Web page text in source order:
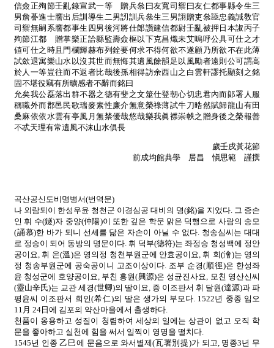
信僉正殉節壬亂錄宣武一等 贈兵叅曰友寬司禦曰友仁都事縣令生三
男詹諅進士譍出后訓導生二男訒訓兵叅生三男詡贈吏叅
忠義誡敎官
司禦無嗣系譍都事生四男後河將仕郞讚建信都尉壬亂被押日本諔丙子
殉節江都 贈掌樂正詥縣監壽僉樞以下克昌熾未艾嗚呼公具可仕之才
値可仕之時且門欄輝赫布列銓要何求不得何欲不遂顧乃所欲不在此薄
試歛退寓樂山水以沒其世而無悔其遺風餘韻足以風勵者遠則公可謂高
於人一等豈往而不返者比哉後孫相得訪余西山之白雲軒謬托顯刻之銘
固不堪役竊有所曠感者不辭而銘曰
允矣我公磊落出群不器之德有斐之文筮仕登朝心切忠君內而郞署人服
稱職外而郡邑民歌瑞麥素性廉介無意榮祿薄試牛刀晧然賦歸龍山有田
桑麻依依水雲有亭風月無禁優哉悠哉樂我眞襟崇帙之贈身後之榮報善
不忒天理有常遺風不沫山水俱長
歲壬戌黃花節
前成均館典學 居昌 愼思範 謹撰
곡산공신도비명병서(번역문)
나 외람되이 한성우윤 청천군 이경심공 대비의 명(銘)을 지었다. 그 증손
인 휘 수(鐩)자 중양(仲陽)이 또한 깊은 학문 맑은 덕행으로 사람의 송모
(誦慕)한 바가 되니 선세를 닮은 자손이 아닐 수 없다. 청송심씨는 대대
로 정승이 되어 동방의 명문이다. 휘 덕부(德符)는 좌정승 청성백에 정안
공이요, 휘 온(溫)은 영의정 청천부원군에 안효공이요, 휘 회(澮)는 영의
정 청송부원군에 공숙공이니 고조이상이다. 조부 순경(順徑)은 한성좌
윤 청성군에 호양공이요, 부친 흥원(興源)은 성균진사요, 모친 영산신씨
(靈山辛氏)는 교관 세경(世卿)의 딸이요, 증 이조판서 휘 달원(達源)과 파
평윤씨 이조판서 희인(希仁)의 딸은 생가의 부모다. 1522년 중종 임오
11月 24日에 김포의 약산마을에서 출생하다.
천품이 옹용하고 성질이 청렴하여 세상의 일에는 상관이 없고 오직 학
문을 좋아하고 실천에 힘을 써서 일찍이 영명을 떨치다.
1545년 인종 乙巳에 문음으로 와서별제(瓦署別提)가 되고, 명종3년 무